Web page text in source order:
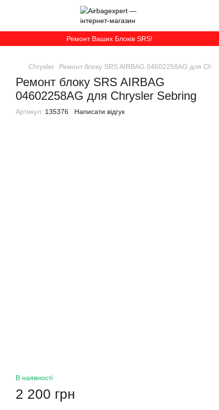
Ремонт Ваших Блоків SRS!
Chrysler Ремонт блоку SRS AIRBAG 04602258AG для
Ремонт блоку SRS AIRBAG
04602258AG для Chrysler Sebring
Артикул: 135376 Написати відгук
В наявності
2 200 грн